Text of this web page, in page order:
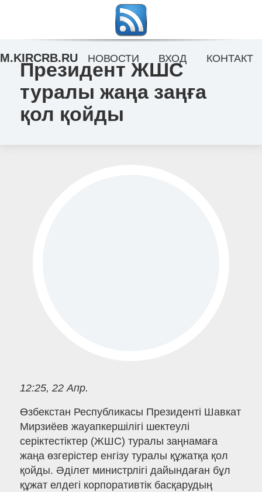
Президент ЖШС
туралы жаңа заңға
қол қойды
12:25, 22 Апр.
Өзбекстан Республикасы Президенті Шавкат
Мирзиёев жауапкершілігі шектеулі
серіктестіктер (ЖШС) туралы заңнамаға
жаңа өзгерістер енгізу туралы құжатқа қол
қойды. Әділет министрлігі дайындаған бұл
құжат елдегі корпоративтік басқарудың
M.KIRCRB.RU НОВОСТИ ВХОД КОНТАКТ